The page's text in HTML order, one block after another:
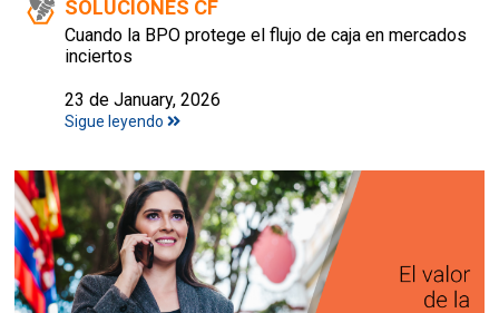
SOLUCIONES CF
Cuando la BPO protege el flujo de caja en mercados
inciertos
23 de January, 2026
Sigue leyendo